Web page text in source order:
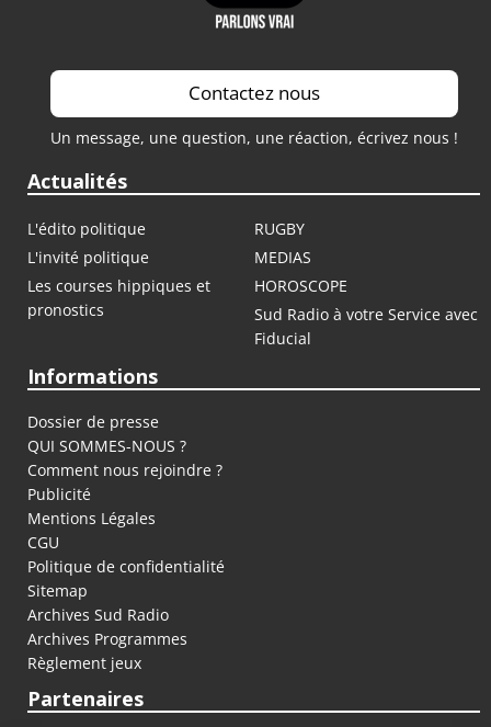
Contactez nous
Un message, une question, une réaction, écrivez nous !
Actualités
L'édito politique
RUGBY
L'invité politique
MEDIAS
Les courses hippiques et
pronostics
HOROSCOPE
Sud Radio à votre Service avec
Fiducial
Informations
Dossier de presse
QUI SOMMES-NOUS ?
Comment nous rejoindre ?
Publicité
Mentions Légales
CGU
Politique de confidentialité
Sitemap
Archives Sud Radio
Archives Programmes
Règlement jeux
Partenaires